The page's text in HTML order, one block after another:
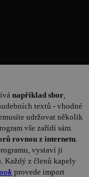
například sbor
textů - vhodné
udržovat několik
vše zařídí sám.
rovnou z internetu
vystaví ji
Každý z členů kapely
provede import